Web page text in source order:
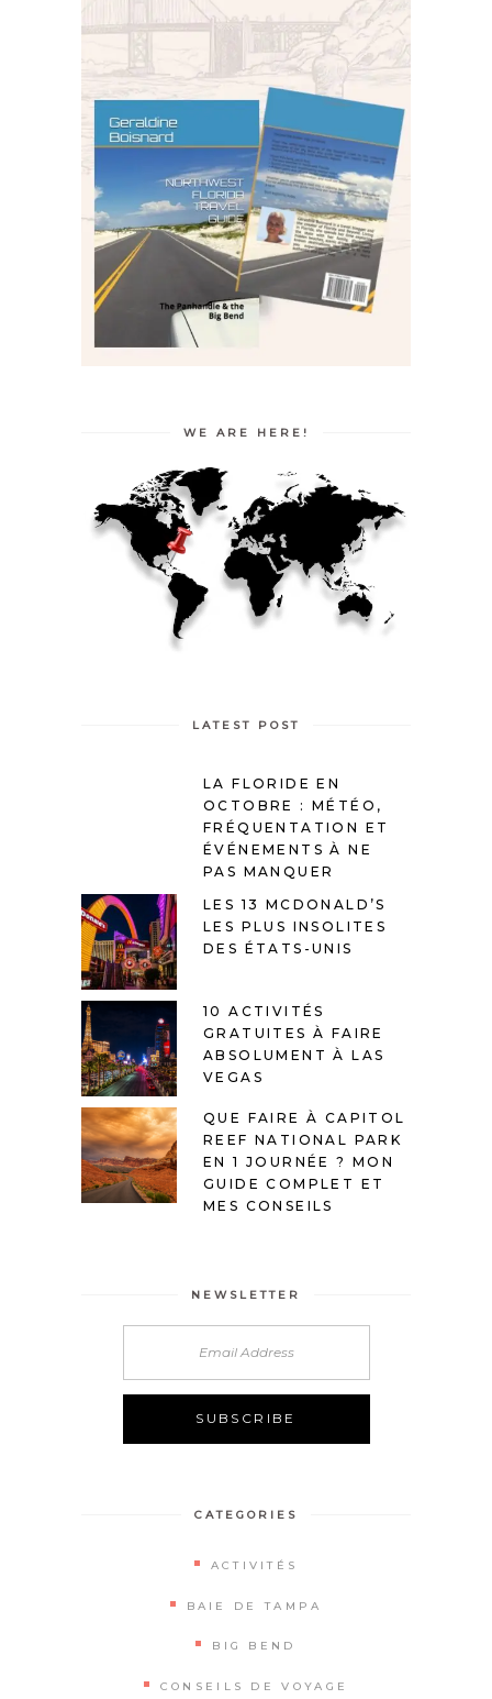
WE ARE HERE!
LATEST POST
LA FLORIDE EN
OCTOBRE : MÉTÉO,
FRÉQUENTATION ET
ÉVÉNEMENTS À NE
PAS MANQUER
LES 13 MCDONALD’S
LES PLUS INSOLITES
DES ÉTATS-UNIS
10 ACTIVITÉS
GRATUITES À FAIRE
ABSOLUMENT À LAS
VEGAS
QUE FAIRE À CAPITOL
REEF NATIONAL PARK
EN 1 JOURNÉE ? MON
GUIDE COMPLET ET
MES CONSEILS
NEWSLETTER
CATEGORIES
ACTIVITÉS
BAIE DE TAMPA
BIG BEND
CONSEILS DE VOYAGE